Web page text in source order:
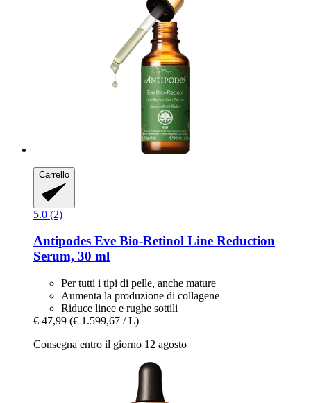
Carrello
5.0 (2)
Antipodes Eve Bio-​Retinol Line Reduction
Serum, 30 ml
Per tutti i tipi di pelle, anche mature
Aumenta la produzione di collagene
Riduce linee e rughe sottili
€ 47,99 (€ 1.599,67 / L)
Consegna entro il giorno 12 agosto